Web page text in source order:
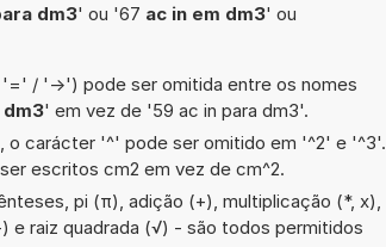
dm3' ou '67 ac in em dm3' ou
'=' / '->') pode ser omitida entre os nomes
dm3' em vez de '59 ac in para dm3'.
o carácter '^' pode ser omitido em '^2' e '^3'.
escritos cm2 em vez de cm^2.
pi (π), adição (+), multiplicação (*, x),
raiz quadrada (√) - são todos permitidos